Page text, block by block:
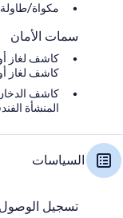
مكواة/
سمات الأمان
كاشف لغاز
كاشف لغاز
كاشف
المنشأة
السياسات
تسجيل الوصول